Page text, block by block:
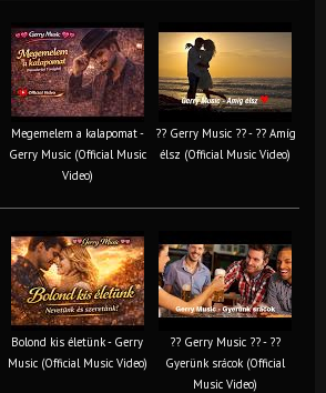
Megemelem a kalapomat -
Gerry Music (Official Music
Video)
?? Gerry Music ?? - ?? Amíg
élsz (Official Music Video)
Bolond kis életünk - Gerry
Music (Official Music Video)
?? Gerry Music ?? - ??
Gyerünk srácok (Official
Music Video)